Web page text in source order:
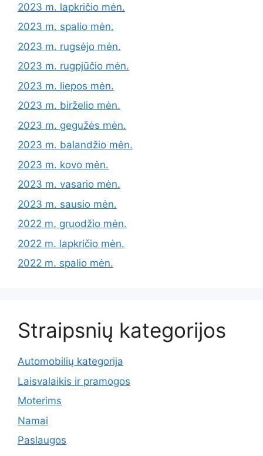
2023 m. lapkričio mėn.
2023 m. spalio mėn.
2023 m. rugsėjo mėn.
2023 m. rugpjūčio mėn.
2023 m. liepos mėn.
2023 m. birželio mėn.
2023 m. gegužės mėn.
2023 m. balandžio mėn.
2023 m. kovo mėn.
2023 m. vasario mėn.
2023 m. sausio mėn.
2022 m. gruodžio mėn.
2022 m. lapkričio mėn.
2022 m. spalio mėn.
Straipsnių kategorijos
Automobilių kategorija
Laisvalaikis ir pramogos
Moterims
Namai
Paslaugos